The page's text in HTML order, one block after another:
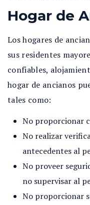
Hogar de
Los hogares de
sus residentes
confiables,
hogar de ancianos
tales como:
No proporcionar
No realizar
antecedentes al
No proveer
no supervisar al
No proporcionar